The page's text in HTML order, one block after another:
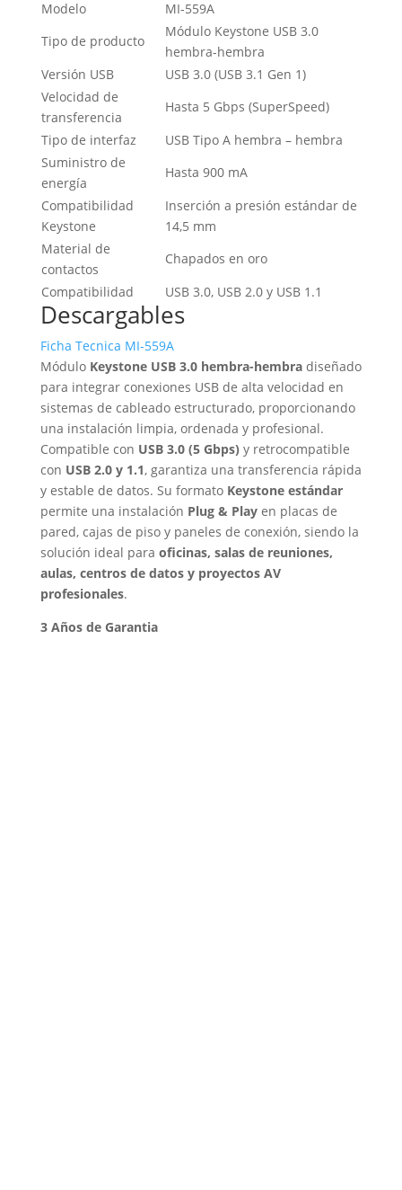
Modelo
MI-559A
Tipo de producto
Módulo Keystone USB 3.0
hembra-hembra
Versión USB
USB 3.0 (USB 3.1 Gen 1)
Velocidad de
transferencia
Hasta 5 Gbps (SuperSpeed)
Tipo de interfaz
USB Tipo A hembra – hembra
Suministro de
energía
Hasta 900 mA
Compatibilidad
Keystone
Inserción a presión estándar de
14,5 mm
Material de
contactos
Chapados en oro
Compatibilidad
USB 3.0, USB 2.0 y USB 1.1
Descargables
Ficha Tecnica MI-559A
Módulo Keystone USB 3.0 hembra-hembradiseñado
para integrar conexiones USB de alta velocidad en
sistemas de cableado estructurado, proporcionando
una instalación limpia, ordenada y profesional.
Compatible con USB 3.0 (5 Gbps) y retrocompatible
con USB 2.0 y 1.1, garantiza una transferencia rápida
y estable de datos. Su formato Keystone estándar
permite una instalación Plug & Playen placas de
pared, cajas de piso y paneles de conexión, siendo la
solución ideal para oficinas, salas de reuniones,
aulas, centros de datos y proyectos AV
profesionales.
3 Años de Garantia